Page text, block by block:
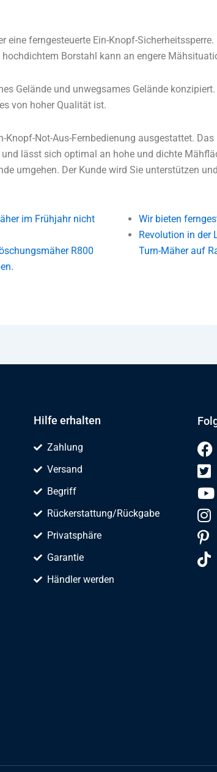
eine ferngesteuerte Ein-Knopf-Sicherheitssperre.
Borstahl kann an engere
Gelände und unwegsames Gelände
von hoher Qualität ist.
Knopf-Not-Aus-Fernbedienung ausgestattet. Das
lässt sich optimal an hohe und dichte
umgehen. Der Kunde wird Sie unterstützen
im Frühjahr nicht
R800
Wir bieten
Revolution in der
Turn-Mäher auf
Hilfe erhalten
Zahlung
Versand
Begriff
Rückerstattung/Rückgabe
Privatsphäre
Garantie
Händler werden